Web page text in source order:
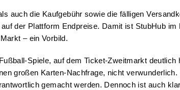
auch die Kaufgebühr sowie die fälligen
der Plattform Endpreise. Damit ist StubHub
– ein Vorbild.
Spiele, auf dem Ticket-Zweitmarkt
großen Karten-Nachfrage, nicht
gemacht werden. Dennoch ist auch